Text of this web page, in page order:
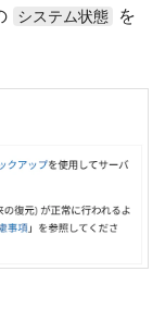
システム状態
を